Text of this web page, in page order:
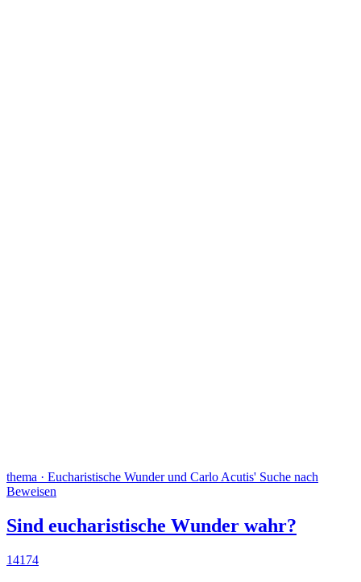
thema · Eucharistische Wunder und Carlo Acutis' Suche nach
Beweisen
Sind eucharistische Wunder wahr?
14174